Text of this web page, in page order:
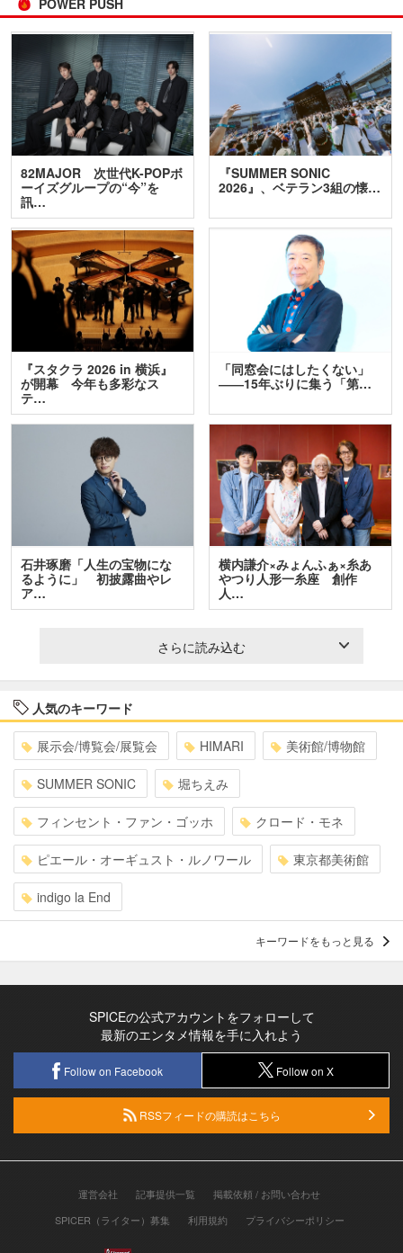
82MAJOR 次世代K-POPボ
ーイズグループの“今”を
訊…
『SUMMER SONIC
2026』、ベテラン3組の懐…
『スタクラ 2026 in 横浜』
が開幕 今年も多彩なス
テ…
「同窓会にはしたくない」
――15年ぶりに集う「第…
石井琢磨「人生の宝物にな
るように」 初披露曲やレ
ア…
横内謙介×みょんふぁ×糸あ
やつり人形一糸座 創作
人…
さらに読み込む
人気のキーワード
展示会/博覧会/展覧会 HIMARI 美術館/博物館
SUMMER SONIC 堀ちえみ
フィンセント・ファン・ゴッホ クロード・モネ
ピエール・オーギュスト・ルノワール 東京都美術館
indigo la End
キーワードをもっと見る
SPICEの公式アカウントをフォローして
最新のエンタメ情報を手に入れよう
Follow on Facebook Follow on X
RSSフィードの購読はこちら
運営会社 記事提供一覧
掲載依頼 / お問い合わせ
SPICER（ライター）募集
利用規約 プライバシーポリシー